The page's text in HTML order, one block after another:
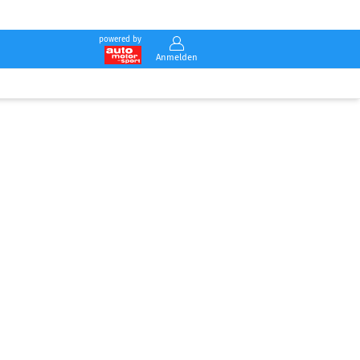
powered by
Anmelden